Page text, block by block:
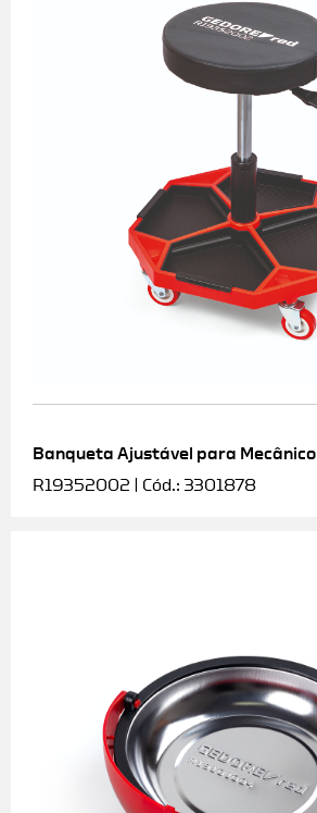
Banqueta Ajustável para Mecânico
R19352002 | Cód.: 3301878